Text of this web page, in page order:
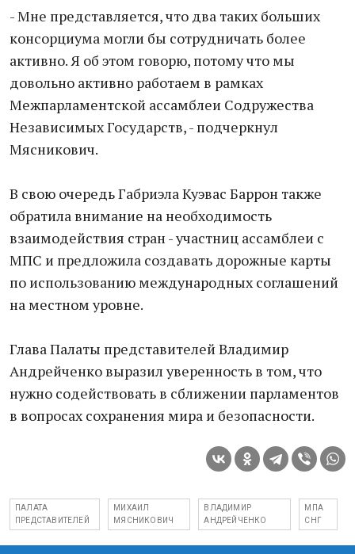
- Мне представляется, что два таких больших
консорциума могли бы сотрудничать более
активно. Я об этом говорю, потому что мы
довольно активно работаем в рамках
Межпарламентской ассамблеи Содружества
Независимых Государств, - подчеркнул
Мясникович.
В свою очередь Габриэла Куэвас Баррон также
обратила внимание на необходимость
взаимодействия стран - участниц ассамблеи с
МПС и предложила создавать дорожные карты
по использованию международных соглашений
на местном уровне.
Глава Палаты представителей Владимир
Андрейченко выразил уверенность в том, что
нужно содействовать в сближении парламентов
в вопросах сохранения мира и безопасности.
ПАЛАТА
ПРЕДСТАВИТЕЛЕЙ
МИХАИЛ
МЯСНИКОВИЧ
ВЛАДИМИР
АНДРЕЙЧЕНКО
МПА
СНГ